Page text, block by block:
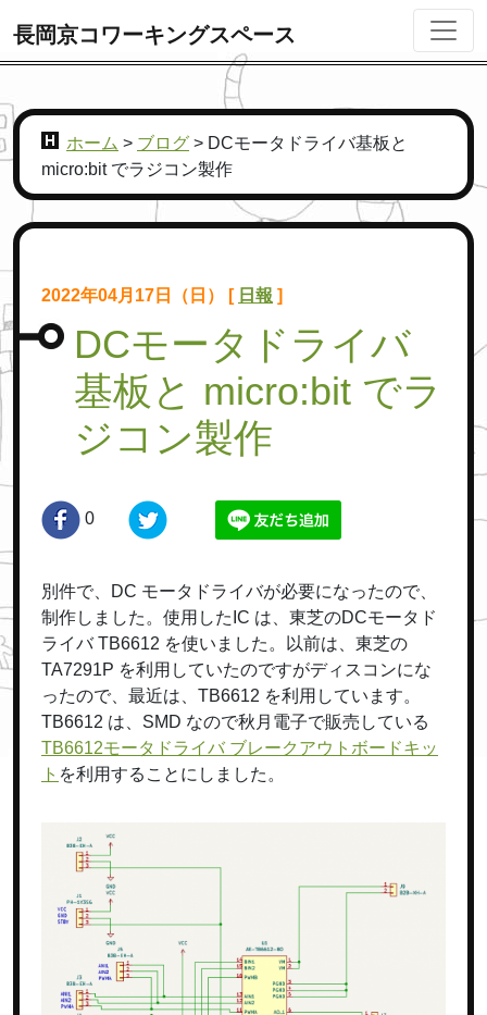
長岡京コワーキングスペース
ホーム > ブログ > DCモータドライバ基板と
micro:bit でラジコン製作
2022年04月17日（日） [ 日報 ]
DCモータドライバ
基板と micro:bit でラ
ジコン製作
0
別件で、DC モータドライバが必要になったので、
制作しました。使用したIC は、東芝のDCモータド
ライバ TB6612 を使いました。以前は、東芝の
TA7291P を利用していたのですがディスコンにな
ったので、最近は、TB6612 を利用しています。
TB6612 は、SMD なので秋月電子で販売している
TB6612モータドライバ ブレークアウトボードキッ
ト を利用することにしました。